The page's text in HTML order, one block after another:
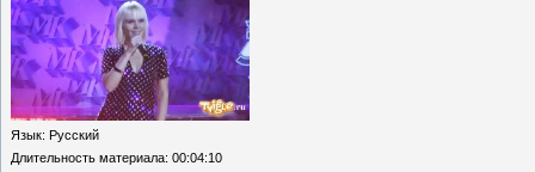
Язык: Русский
Длительность материала: 00:04:10